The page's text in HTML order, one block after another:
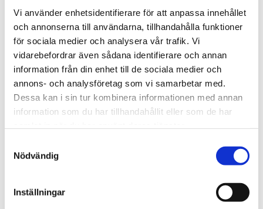
Vi använder enhetsidentifierare för att anpassa innehållet
och annonserna till användarna, tillhandahålla funktioner
för sociala medier och analysera vår trafik. Vi
vidarebefordrar även sådana identifierare och annan
information från din enhet till de sociala medier och
annons- och analysföretag som vi samarbetar med.
Dessa kan i sin tur kombinera informationen med annan
information som du har tillhandahållit eller som de har
Nödvändig
Inställningar
5 070,00KR
Antal
Lagervara
Artikelnr
20261636